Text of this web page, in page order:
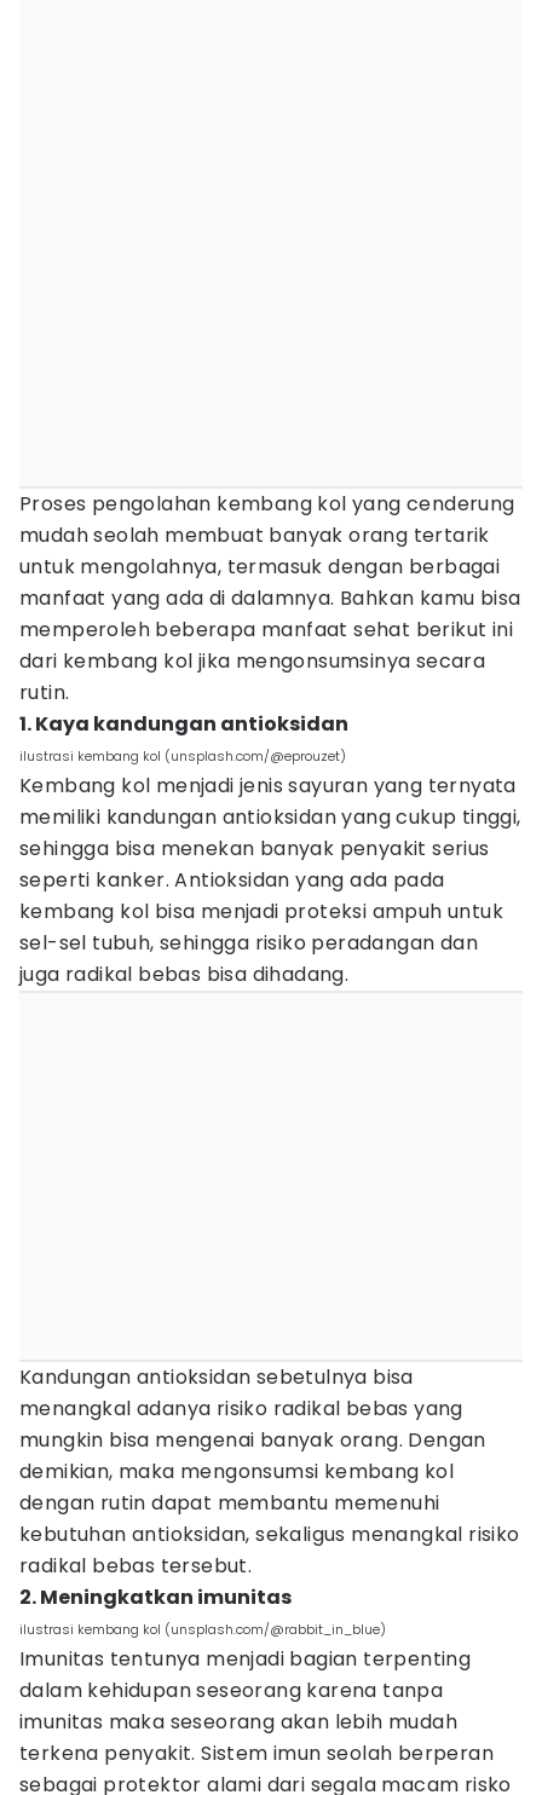
Proses pengolahan kembang kol yang cenderung
mudah seolah membuat banyak orang tertarik
untuk mengolahnya, termasuk dengan berbagai
manfaat yang ada di dalamnya. Bahkan kamu bisa
memperoleh beberapa manfaat sehat berikut ini
dari kembang kol jika mengonsumsinya secara
rutin.
1. Kaya kandungan antioksidan
ilustrasi kembang kol (unsplash.com/@eprouzet)
Kembang kol menjadi jenis sayuran yang ternyata
memiliki kandungan antioksidan yang cukup tinggi,
sehingga bisa menekan banyak penyakit serius
seperti kanker. Antioksidan yang ada pada
kembang kol bisa menjadi proteksi ampuh untuk
sel-sel tubuh, sehingga risiko peradangan dan
juga radikal bebas bisa dihadang.
Kandungan antioksidan sebetulnya bisa
menangkal adanya risiko radikal bebas yang
mungkin bisa mengenai banyak orang. Dengan
demikian, maka mengonsumsi kembang kol
dengan rutin dapat membantu memenuhi
kebutuhan antioksidan, sekaligus menangkal risiko
radikal bebas tersebut.
2. Meningkatkan imunitas
ilustrasi kembang kol (unsplash.com/@rabbit_in_blue)
Imunitas tentunya menjadi bagian terpenting
dalam kehidupan seseorang karena tanpa
imunitas maka seseorang akan lebih mudah
terkena penyakit. Sistem imun seolah berperan
sebagai protektor alami dari segala macam risko